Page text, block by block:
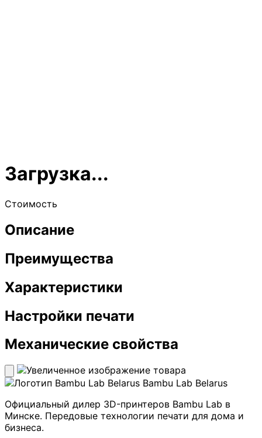
Загрузка...
Стоимость
Описание
Преимущества
Характеристики
Настройки печати
Механические свойства
Bambu Lab Belarus
Официальный дилер 3D-принтеров Bambu Lab в
Минске. Передовые технологии печати для дома и
бизнеса.